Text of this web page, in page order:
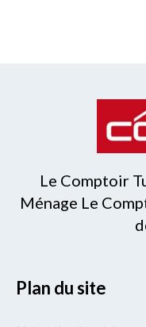
Le Comptoir
Ménage Le
Plan du site